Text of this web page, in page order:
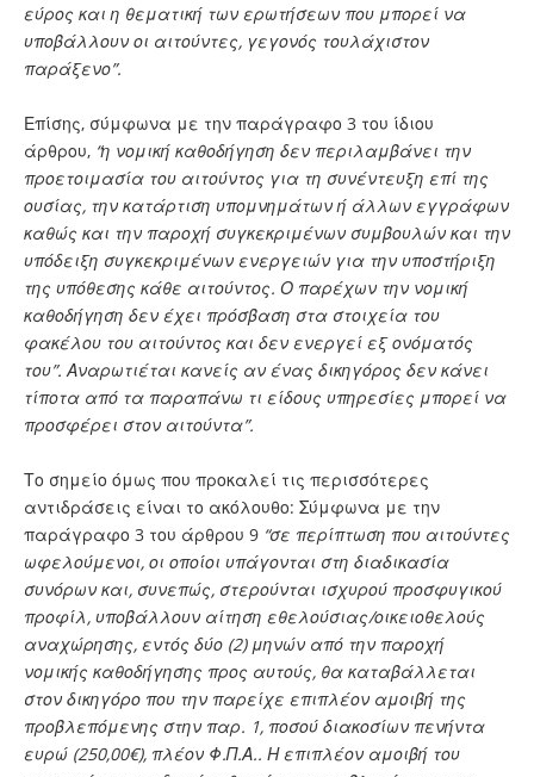
εύρος και η θεματική των ερωτήσεων που μπορεί να
υποβάλλουν οι αιτούντες, γεγονός τουλάχιστον
παράξενο”.
Επίσης, σύμφωνα με την παράγραφο 3 του ίδιου
άρθρου, “η νομική καθοδήγηση δεν περιλαμβάνει την
προετοιμασία του αιτούντος για τη συνέντευξη επί της
ουσίας, την κατάρτιση υπομνημάτων ή άλλων εγγράφων
καθώς και την παροχή συγκεκριμένων συμβουλών και την
υπόδειξη συγκεκριμένων ενεργειών για την υποστήριξη
της υπόθεσης κάθε αιτούντος. Ο παρέχων την νομική
καθοδήγηση δεν έχει πρόσβαση στα στοιχεία του
φακέλου του αιτούντος και δεν ενεργεί εξ ονόματός
του”. Αναρωτιέται κανείς αν ένας δικηγόρος δεν κάνει
τίποτα από τα παραπάνω τι είδους υπηρεσίες μπορεί να
προσφέρει στον αιτούντα”.
Το σημείο όμως που προκαλεί τις περισσότερες
αντιδράσεις είναι το ακόλουθο: Σύμφωνα με την
παράγραφο 3 του άρθρου 9 “σε περίπτωση που αιτούντες
ωφελούμενοι, οι οποίοι υπάγονται στη διαδικασία
συνόρων και, συνεπώς, στερούνται ισχυρού προσφυγικού
προφίλ, υποβάλλουν αίτηση εθελούσιας/οικειοθελούς
αναχώρησης, εντός δύο (2) μηνών από την παροχή
νομικής καθοδήγησης προς αυτούς, θα καταβάλλεται
στον δικηγόρο που την παρείχε επιπλέον αμοιβή της
προβλεπόμενης στην παρ. 1, ποσού διακοσίων πενήντα
ευρώ (250,00€), πλέον Φ.Π.Α.. Η επιπλέον αμοιβή του